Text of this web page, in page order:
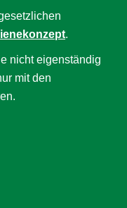
.
nicht eigenständig
mit den